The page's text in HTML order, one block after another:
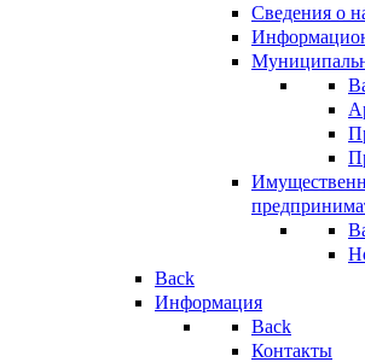
Сведения о
Back
Информация
Back
Контакты